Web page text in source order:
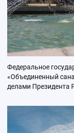
Федеральное
«Объединенный
делами Президента